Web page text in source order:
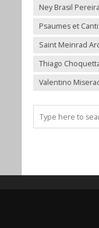
Ney Brasil Pereira
Psaumes et
Saint Meinrad
Thiago
Valentino